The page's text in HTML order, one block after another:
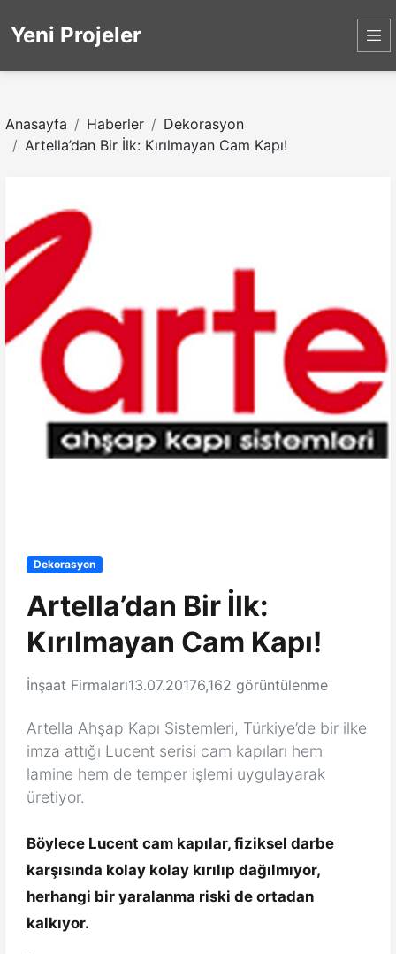
Yeni Projeler
Anasayfa Haberler
Dekorasyon
Artella’dan Bir İlk: Kırılmayan Cam Kapı!
Dekorasyon
Artella’dan Bir İlk:
Kırılmayan Cam Kapı!
İnşaat Firmaları13.07.20176,162 görüntülenme
Artella Ahşap Kapı Sistemleri, Türkiye’de bir ilke
imza attığı Lucent serisi cam kapıları hem
lamine hem de temper işlemi uygulayarak
üretiyor.
Böylece Lucent cam kapılar, fiziksel darbe
karşısında kolay kolay kırılıp dağılmıyor,
herhangi bir yaralanma riski de ortadan
kalkıyor.